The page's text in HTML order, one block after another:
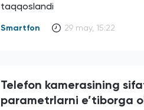
taqqoslandi
Smartfon 29 may, 15:22
Telefon kamerasining
parametrlarni e’tiborga